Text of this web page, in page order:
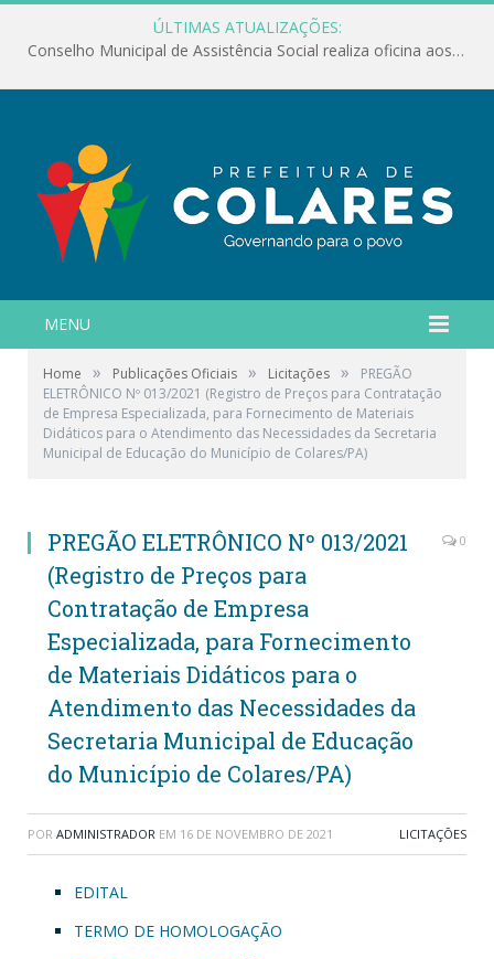
ÚLTIMAS ATUALIZAÇÕES:
Conselho Municipal de Assistência Social realiza oficina aos servidores
MENU
Home » Publicações Oficiais » Licitações »
PREGÃO
ELETRÔNICO Nº 013/2021 (Registro de Preços para Contratação
de Empresa Especializada, para Fornecimento de Materiais
Didáticos para o Atendimento das Necessidades da Secretaria
Municipal de Educação do Município de Colares/PA)
PREGÃO ELETRÔNICO Nº 013/2021
(Registro de Preços para
Contratação de Empresa
Especializada, para Fornecimento
de Materiais Didáticos para o
Atendimento das Necessidades da
Secretaria Municipal de Educação
do Município de Colares/PA)
0
POR ADMINISTRADOR EM 16 DE NOVEMBRO DE 2021 LICITAÇÕES
EDITAL
TERMO DE HOMOLOGAÇÃO